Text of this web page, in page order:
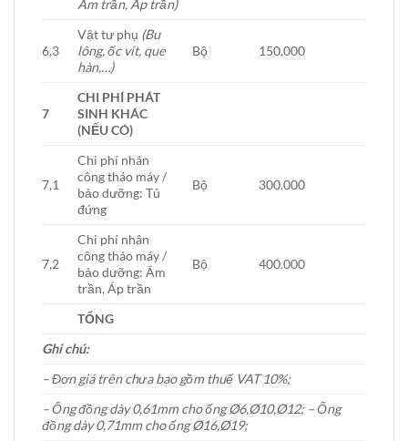
Âm trần, Áp trần)
6,3
Vật tư phụ (Bu
lông, ốc vít, que
hàn,…)
Bộ 150.000
7
CHI PHÍ PHÁT
SINH KHÁC
(NẾU CÓ)
7,1
Chi phí nhân
công tháo máy /
bảo dưỡng: Tủ
đứng
Bộ 300.000
7,2
Chi phí nhân
công tháo máy /
bảo dưỡng: Âm
trần, Áp trần
Bộ 400.000
TỔNG
Ghi chú:
– Đơn giá trên chưa bao gồm thuế VAT 10%;
– Ống đồng dày 0,61mm cho ống Ø6,Ø10,Ø12; – Ống
đồng dày 0,71mm cho ống Ø16,Ø19;